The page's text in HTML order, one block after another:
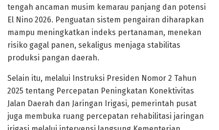
tengah ancaman musim kemarau panjang dan potensi
El Nino 2026. Penguatan sistem pengairan diharapkan
mampu meningkatkan indeks pertanaman, menekan
risiko gagal panen, sekaligus menjaga stabilitas
produksi pangan daerah.
Selain itu, melalui Instruksi Presiden Nomor 2 Tahun
2025 tentang Percepatan Peningkatan Konektivitas
Jalan Daerah dan Jaringan Irigasi, pemerintah pusat
juga membuka ruang percepatan rehabilitasi jaringan